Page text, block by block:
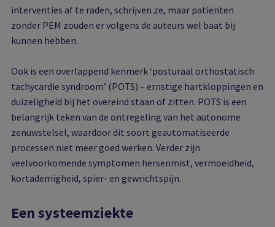
interventies af te raden, schrijven ze, maar patiënten
zonder PEM zouden er volgens de auteurs wel baat bij
kunnen hebben.
Ook is een overlappend kenmerk ‘posturaal orthostatisch
tachycardie syndroom’ (POTS) – ernstige hartkloppingen en
duizeligheid bij het overeind staan of zitten. POTS is een
belangrijk teken van de ontregeling van het autonome
zenuwstelsel, waardoor dit soort geautomatiseerde
processen niet meer goed werken. Verder zijn
veelvoorkomende symptomen hersenmist, vermoeidheid,
kortademigheid, spier- en gewrichtspijn.
Een systeemziekte